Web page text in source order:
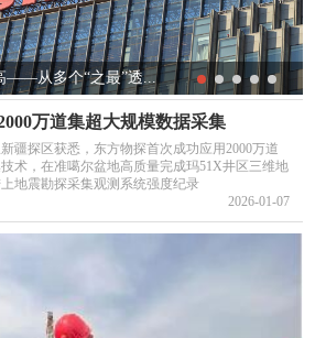
——从多个“之最”透...
万道集超大规模数据采集
疆探区获悉，东方物探首次成功应用2000万道
术，在准噶尔盆地高质量完成玛51X井区三维地
地震勘探采集观测系统强度纪录
2026-01-07